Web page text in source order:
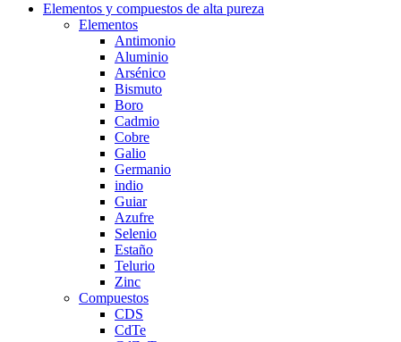
Elementos y compuestos de alta pureza
Elementos
Antimonio
Aluminio
Arsénico
Bismuto
Boro
Cadmio
Cobre
Galio
Germanio
indio
Guiar
Azufre
Selenio
Estaño
Telurio
Zinc
Compuestos
CDS
CdTe